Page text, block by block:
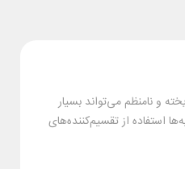
و نامنظم می‌تواند بسیار
استفاده از تقسیم‌کننده‌های